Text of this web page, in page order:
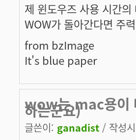
제 윈도우즈 사용 시간
WOW가 돌아간다면 주
from bzImage
It's blue paper
wow는 mac용이
하는군요)
글쓴이: ganadist / 작성